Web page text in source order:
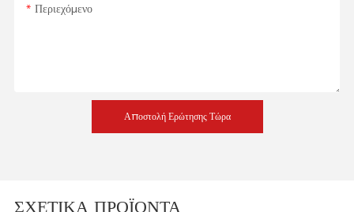
Περιεχόμενο
Αποστολή Ερώτησης Τώρα